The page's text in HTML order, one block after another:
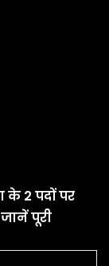
के 2 पदों पर
पूरी